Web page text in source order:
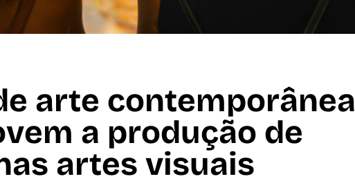
arte contemporânea
a produção de
artes visuais